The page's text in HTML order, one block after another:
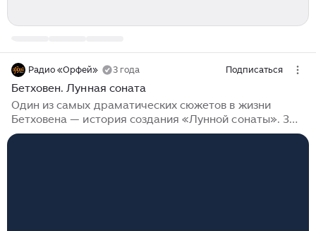
Радио «Орфей» 3 года Подписаться
Бетховен. Лунная соната
Один из самых драматических сюжетов в жизни
Бетховена — история создания «Лунной сонаты». 30-
летний композитор испытывал чувства к 18-летней